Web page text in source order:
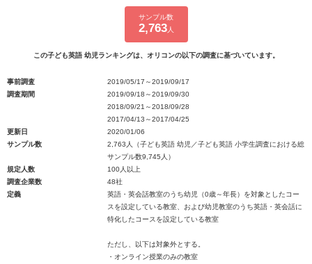
サンプル数
2,763人
この子ども英語 幼児ランキングは、オリコンの以下の調査に基づいています。
事前調査
2019/05/17～2019/09/17
調査期間
2019/09/18～2019/09/30
2018/09/21～2018/09/28
2017/04/13～2017/04/25
更新日
2020/01/06
サンプル数
2,763人（子ども英語 幼児／子ども英語 小学生調査における総
サンプル数9,745人）
規定人数
100人以上
調査企業数
48社
定義
英語・英会話教室のうち幼児（0歳～年長）を対象としたコー
スを設定している教室、および幼児教室のうち英語・英会話に
特化したコースを設定している教室
ただし、以下は対象外とする。
・オンライン授業のみの教室